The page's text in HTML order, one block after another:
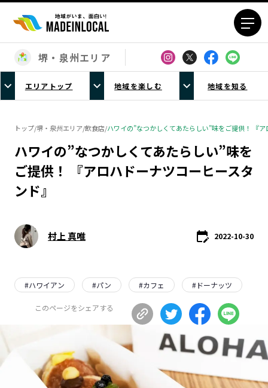
エリアから探す
北海道エリア
青森エリア
秋田エリア
山形エリア
福島エリア
茨城エリア
栃木エリア
群馬エリア
埼玉エリア
神奈川エリア
富山エリア
長野エリア
岐阜エリア
愛知エリア
滋賀エリア
大阪市エリア
北摂エリア
堺・泉州エリア
河内エリア
兵庫エリア
堺・泉州エリア
エリアトップ 地域を楽しむ 地域を知る
トップ/堺・泉州エリア/飲食店/ハワイの”なつかしくてあたらしい”味をご提供！ 『
ハワイの”なつかしくてあたらしい”味を
ご提供！ 『アロハドーナツコーヒースタ
ンド』
村上 真唯 2022-10-30
#ハワイアン #パン #カフェ #ドーナッツ
このページをシェアする